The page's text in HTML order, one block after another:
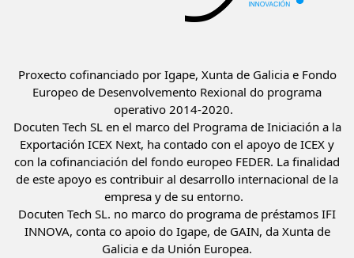
Proxecto cofinanciado por Igape, Xunta de Galicia e Fondo
Europeo de Desenvolvemento Rexional do programa
operativo 2014-2020.
Docuten Tech SL en el marco del Programa de Iniciación a la
Exportación ICEX Next, ha contado con el apoyo de ICEX y
con la cofinanciación del fondo europeo FEDER. La finalidad
de este apoyo es contribuir al desarrollo internacional de la
empresa y de su entorno.
Docuten Tech SL. no marco do programa de préstamos IFI
INNOVA, conta co apoio do Igape, de GAIN, da Xunta de
Galicia e da Unión Europea.